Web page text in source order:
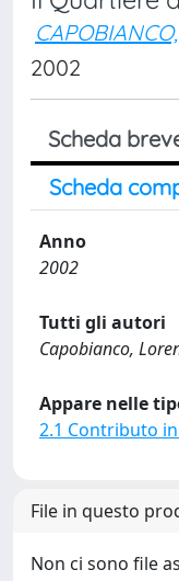
2002
Scheda
Scheda
Anno
2002
Tutti gli autori
Capobianco,
Appare nelle
2.1 Contributo
File in questo
Non ci sono file